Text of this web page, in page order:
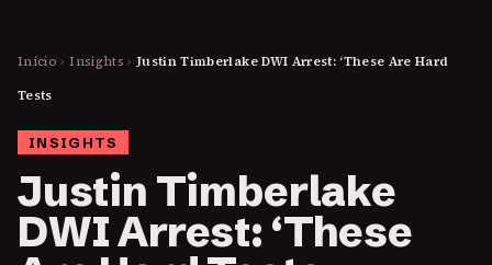
Início › Insights › Justin Timberlake DWI Arrest: ‘These Are Hard
Tests
INSIGHTS
Justin Timberlake
DWI Arrest: ‘These